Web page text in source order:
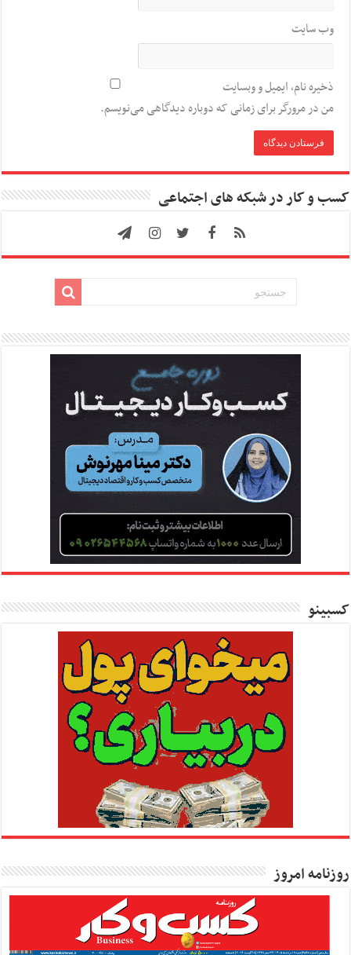
وب‌ سایت
ذخیره نام، ایمیل و وبسایت
من در مرورگر برای زمانی که دوباره دیدگاهی می‌نویسم.
کسب و کار در شبکه های اجتماعی
کسبینو
روزنامه امروز